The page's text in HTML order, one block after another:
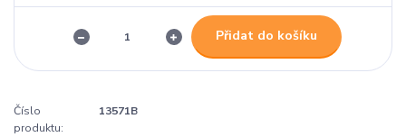
Přidat do košíku
Číslo
produktu:
13571B